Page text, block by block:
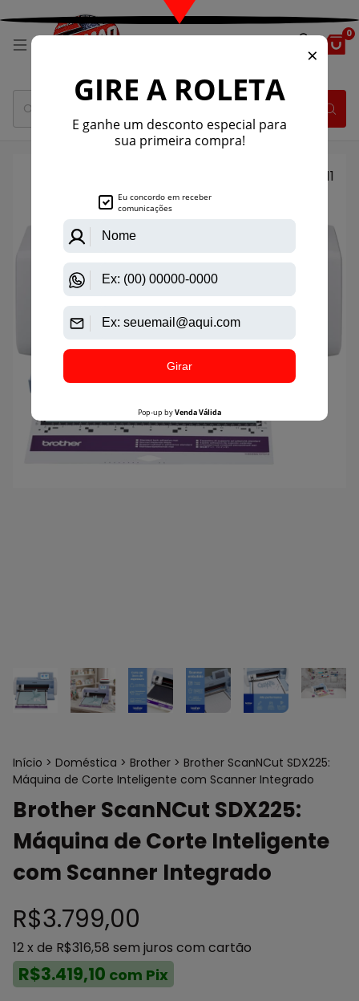
0
11
Início > Doméstica > Brother > Brother ScanNCut SDX225:
Máquina de Corte Inteligente com Scanner Integrado
Brother ScanNCut SDX225:
Máquina de Corte Inteligente
com Scanner Integrado
R$3.799,00
12x de R$316,58 sem juros com cartão
R$3.419,10 com Pix